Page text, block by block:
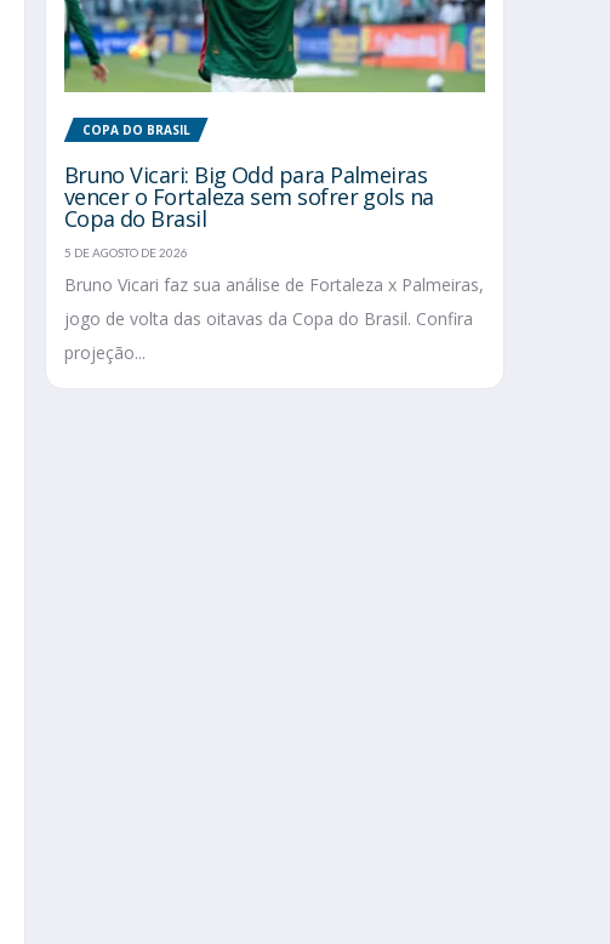
COPA DO BRASIL
Bruno Vicari: Big Odd para Palmeiras
vencer o Fortaleza sem sofrer gols na
Copa do Brasil
5 DE AGOSTO DE 2026
Bruno Vicari faz sua análise de Fortaleza x Palmeiras,
jogo de volta das oitavas da Copa do Brasil. Confira
projeção...